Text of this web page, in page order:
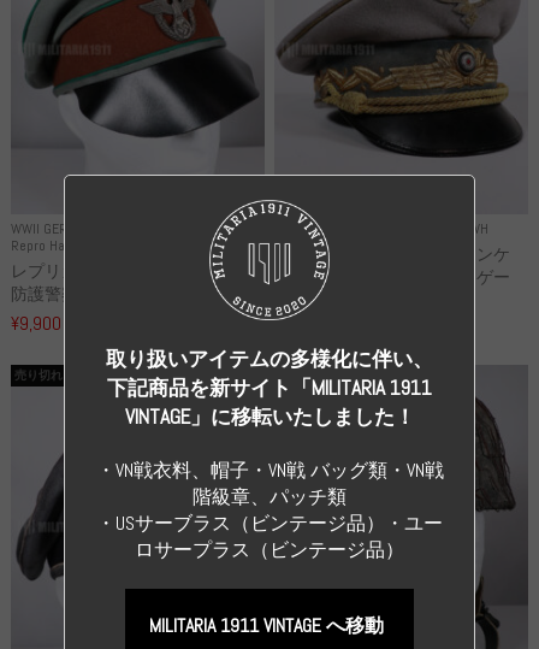
WWII GERMANY
Repro Hat and Cap Police and other
レプリカ ドイツ秩序警察 都市
防護警察 クラッシュキャップ...
¥9,900
WWII GERMANY Repro Uniforms WH
レプリカ ミヒャエル・ヤンケ
製 国家元帥 ヘルマン・ゲー
リ...
¥55,000
売り切れ 売り切れ
取り扱いアイテムの多様化に伴い、
下記商品を新サイト「MILITARIA 1911
VINTAGE」に移転いたしました！
・VN戦衣料、帽子・VN戦 バッグ類・VN戦
階級章、パッチ類
・USサーブラス（ビンテージ品）・ユー
ロサープラス（ビンテージ品）
MILITARIA 1911 VINTAGE へ移動